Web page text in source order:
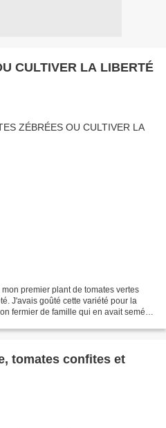
CULTIVER LA LIBERTÉ
premier plant de tomates vertes
J'avais goûté cette variété pour la
fermier de famille qui en avait semée
tomates confites et